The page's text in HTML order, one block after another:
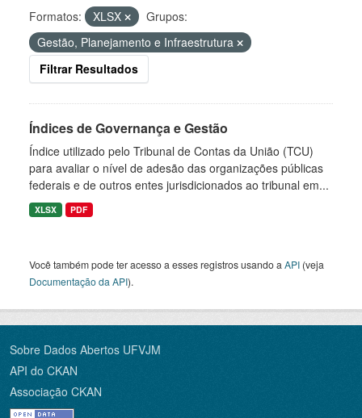
Formatos: XLSX
Grupos:
Gestão, Planejamento e Infraestrutura
Filtrar Resultados
Índices de Governança e Gestão
Índice utilizado pelo Tribunal de Contas da União (TCU)
para avaliar o nível de adesão das organizações públicas
federais e de outros entes jurisdicionados ao tribunal em...
XLSX PDF
Você também pode ter acesso a esses registros usando a API (veja
Documentação da API).
Sobre Dados Abertos UFVJM
API do CKAN
Associação CKAN